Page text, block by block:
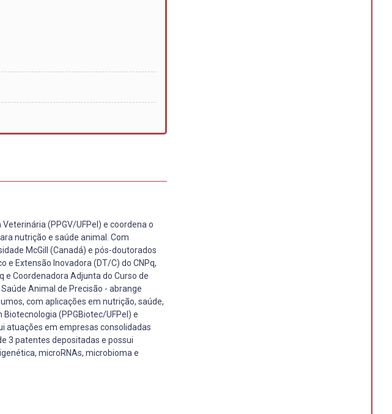
(PPGV/UFPel) e coordena o
nutrição e saúde animal. Com
McGill (Canadá) e pós-doutorados
e Extensão Inovadora (DT/C) do CNPq,
e Coordenadora Adjunta do Curso de
Animal de Precisão - abrange
com aplicações em nutrição, saúde,
(PPGBiotec/UFPel) e
atuações em empresas consolidadas
3 patentes depositadas e possui
microRNAs, microbioma e